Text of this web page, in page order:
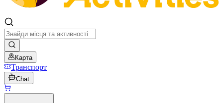
Карта
Транспорт
Chat